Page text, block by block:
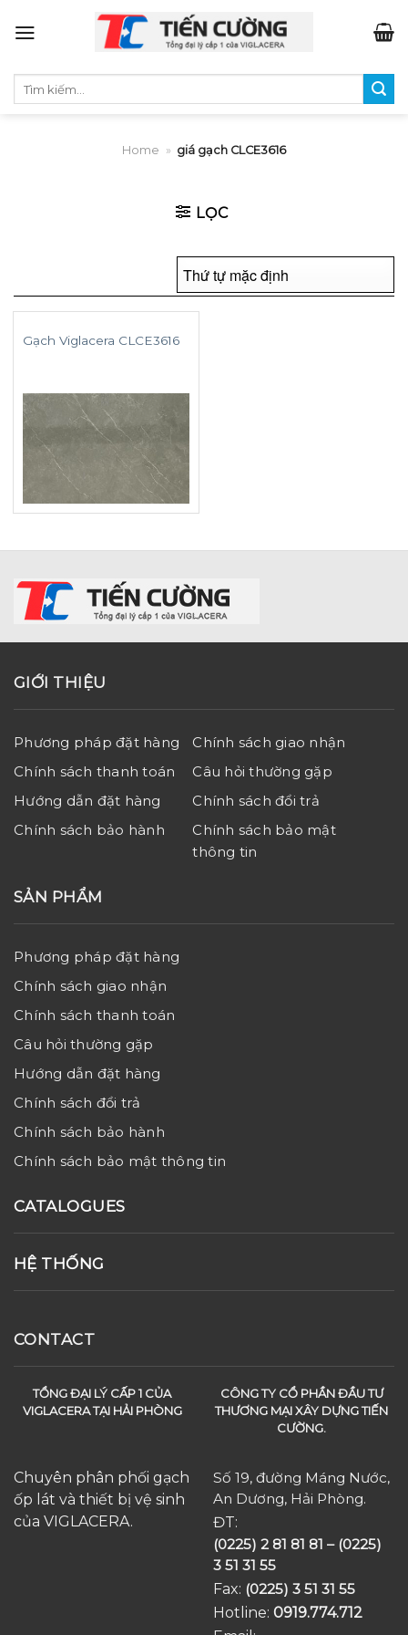
Home » giá gạch CLCE3616
LỌC
Gạch Viglacera CLCE3616
GIỚI THIỆU
Phương pháp đặt hàng
Chính sách giao nhận
Chính sách thanh toán
Câu hỏi thường gặp
Hướng dẫn đặt hàng
Chính sách đổi trả
Chính sách bảo hành
Chính sách bảo mật
thông tin
SẢN PHẨM
Phương pháp đặt hàng
Chính sách giao nhận
Chính sách thanh toán
Câu hỏi thường gặp
Hướng dẫn đặt hàng
Chính sách đổi trả
Chính sách bảo hành
Chính sách bảo mật thông tin
CATALOGUES
HỆ THỐNG
CONTACT
TỔNG ĐẠI LÝ CẤP 1 CỦA
VIGLACERA TẠI HẢI PHÒNG
Chuyên phân phối gạch
ốp lát và thiết bị vệ sinh
của VIGLACERA.
CÔNG TY CỔ PHẦN ĐẦU TƯ
THƯƠNG MẠI XÂY DỰNG TIẾN
CƯỜNG.
Số 19, đường Máng Nước,
An Dương, Hải Phòng.
ĐT:
(0225) 2 81 81 81 – (0225)
3 51 31 55
Fax: (0225) 3 51 31 55
Hotline: 0919.774.712​